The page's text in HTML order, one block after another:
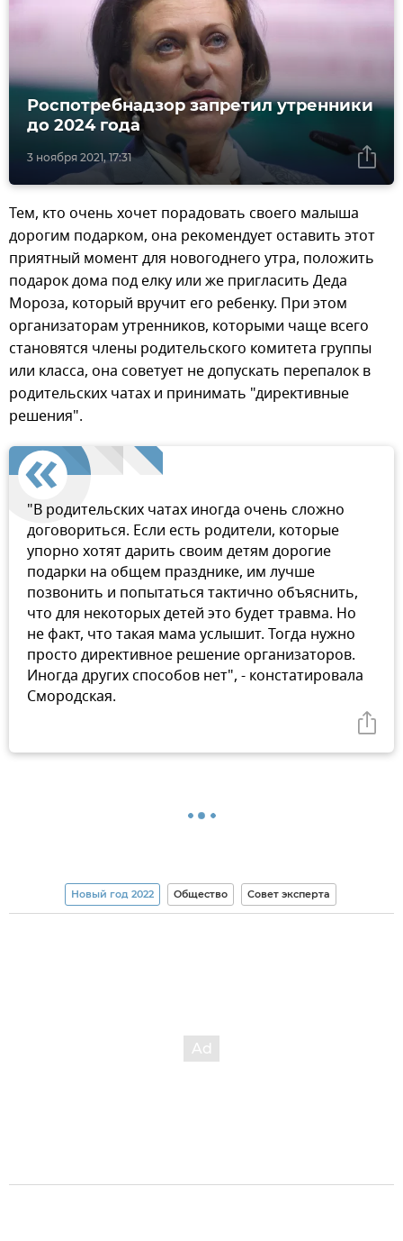
3 ноября 2021, 17:31
Роспотребнадзор запретил утренники
до 2024 года
Тем, кто очень хочет порадовать своего малыша
дорогим подарком, она рекомендует оставить этот
приятный момент для новогоднего утра, положить
подарок дома под елку или же пригласить Деда
Мороза, который вручит его ребенку. При этом
организаторам утренников, которыми чаще всего
становятся члены родительского комитета группы
или класса, она советует не допускать перепалок в
родительских чатах и принимать "директивные
решения".
"В родительских чатах иногда очень сложно
договориться. Если есть родители, которые
упорно хотят дарить своим детям дорогие
подарки на общем празднике, им лучше
позвонить и попытаться тактично объяснить,
что для некоторых детей это будет травма. Но
не факт, что такая мама услышит. Тогда нужно
просто директивное решение организаторов.
Иногда других способов нет", - констатировала
Смородская.
Новый год 2022 Общество Совет эксперта